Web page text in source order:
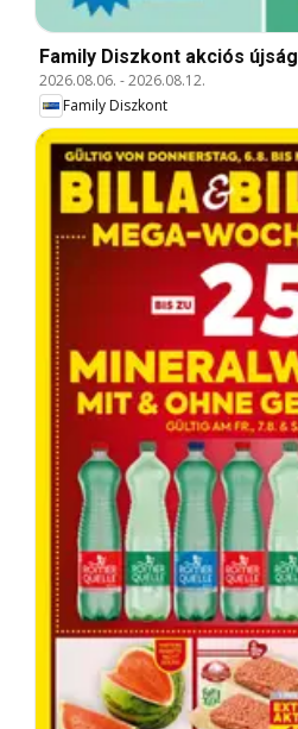
Family Diszkont akciós újság
2026.08.06. -2026.08.12.
Family Diszkont